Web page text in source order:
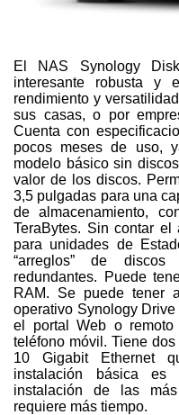
El NAS Synology
interesante robusta y
rendimiento y
sus casas, o por
Cuenta con
pocos meses de uso,
modelo básico sin
valor de los discos.
3,5 pulgadas para una
de almacenamiento,
TeraBytes. Sin contar el
para unidades de
“arreglos” de discos
redundantes. Puede
RAM. Se puede tener
operativo Synology
el portal Web o
teléfono móvil. Tiene
10 Gigabit Ethernet
instalación básica es
instalación de las
requiere más tiempo.